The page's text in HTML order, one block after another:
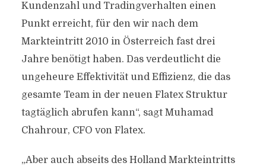
Kundenzahl und Tradingverhalten einen
Punkt erreicht, für den wir nach dem
Markteintritt 2010 in Österreich fast drei
Jahre benötigt haben. Das verdeutlicht die
ungeheure Effektivität und Effizienz, die das
gesamte Team in der neuen Flatex Struktur
tagtäglich abrufen kann“, sagt Muhamad
Chahrour, CFO von Flatex.
„Aber auch abseits des Holland Markteintritts